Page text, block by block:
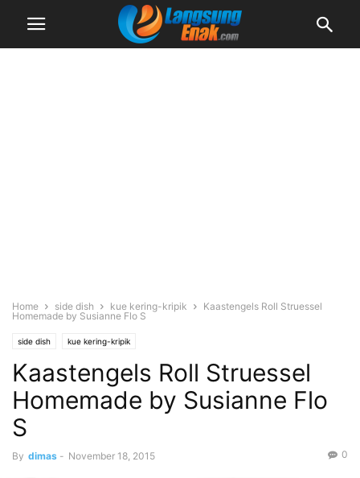
Home side dish kue kering-kripik
Kaastengels Roll Struessel
Homemade by Susianne Flo S
side dish kue kering-kripik
Kaastengels Roll Struessel
Homemade by Susianne Flo
S
By dimas - November 18, 2015 0